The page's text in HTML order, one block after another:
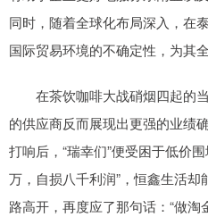
同时，随着全球化布局深入，在
国际贸易环境的不确定性，为其
在茶饮咖啡大战硝烟四起的
的供应商反而展现出更强的业绩
打响后，“瑞幸们”便受困于低价
万，自损八千利润”，恒鑫生活
路高开，再度应了那句话：“做淘